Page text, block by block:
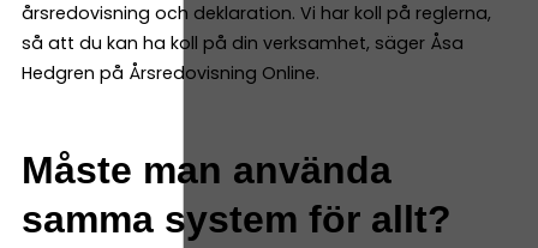
årsredovisning och deklaration. Vi har koll på reglerna,
så att du kan ha koll på din verksamhet, säger Åsa
Hedgren på Årsredovisning Online.
Måste man använda
samma system för allt?